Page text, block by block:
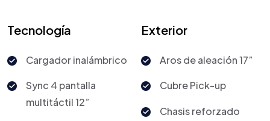
Tecnología
Cargador inalámbrico
Sync 4 pantalla
multitáctil 12”
Exterior
Aros de aleación 17”
Cubre Pick-up
Chasis reforzado